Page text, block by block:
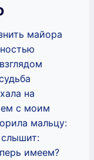
майора
на
с моим
мальцу:
слышит:
имеем?